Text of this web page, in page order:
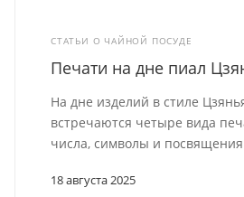
СТАТЬИ О ЧАЙНОЙ ПОСУДЕ
18 августа 2025
Печати на дне пиал
На дне изделий в стиле
встречаются четыре вида
числа, символы и